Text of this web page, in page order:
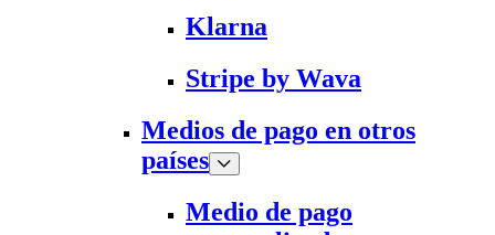
Klarna
Stripe by Wava
Medios de pago en otros
países
Medio de pago